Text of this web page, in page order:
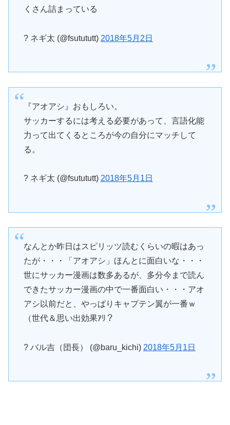
くさん詰まっている
? ネギ太 (@fsutututt) 2018年5月2日
『アオアシ』おもしろい。
サッカーするには考える必要があって、言語化能
力って出てくるところが今の自分にマッチして
る。
? ネギ太 (@fsutututt) 2018年5月1日
なんとか昨日はスピリッツ読むくらいの暇はあっ
たが・・・「アオアシ」ほんとに面白いな・・・
世にサッカー漫画は数多あるが、多分今まで読ん
できたサッカー漫画の中で一番面白い・・・アオ
アシ以前だと、やっぱりキャプテン翼が一番ｗ
（世代＆思い出効果ｱﾘ？
? バル吉（団長） (@baru_kichi) 2018年5月1日